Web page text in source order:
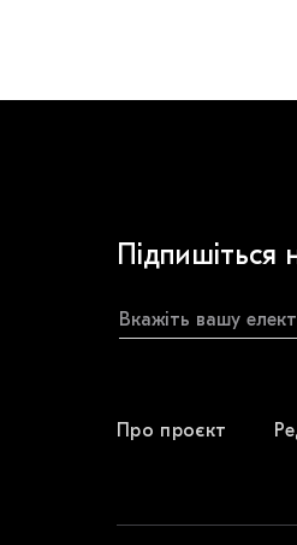
Підпишіться
Про проєкт